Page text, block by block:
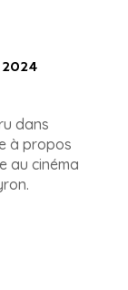
dans
à propos
au cinéma